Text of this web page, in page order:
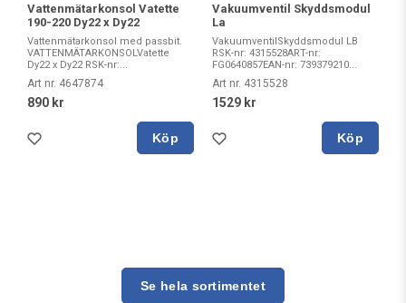
Vattenmätarkonsol Vatette
190-220 Dy22 x Dy22
Vattenmätarkonsol med passbit.
VATTENMÄTARKONSOLVatette
Dy22 x Dy22 RSK-nr:...
Art nr. 4647874
890 kr
Köp
Vakuumventil Skyddsmodul
La
VakuumventilSkyddsmodul LB
RSK-nr: 4315528ART-nr:
FG0640857EAN-nr: 739379210...
Art nr. 4315528
1529 kr
Köp
Se hela sortimentet